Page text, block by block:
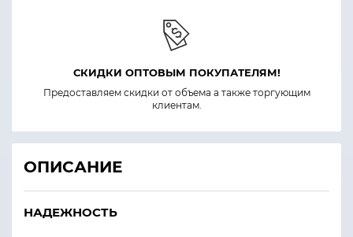
СКИДКИ ОПТОВЫМ ПОКУПАТЕЛЯМ!
Предоставляем скидки от объема а также торгующим
клиентам.
ОПИСАНИЕ
НАДЕЖНОСТЬ